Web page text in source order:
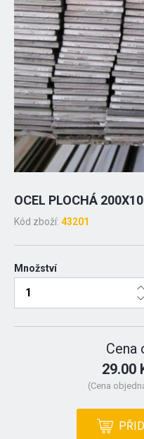
OCEL PLOCHÁ
Kód zboží: 43201
Množství
Cena
29.00
(Cena